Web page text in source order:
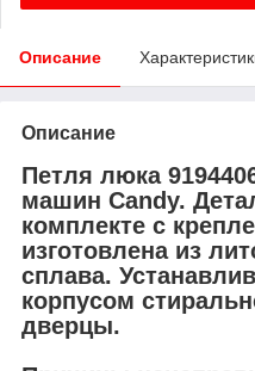
Описание
Описание
Петля люка
машин Candy.
комплекте с
изготовлена из
сплава.
корпусом
дверцы.